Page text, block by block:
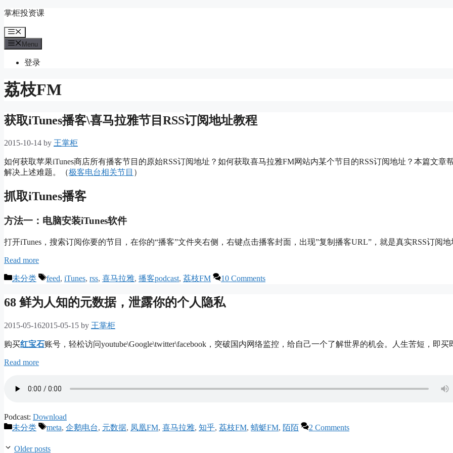
Skip
content
掌柜投资课
Menu
Menu
登录
荔枝FM
获取iTunes播客\喜马拉雅节目RSS订阅地址教程
2015-10-14 by 王掌柜
如何获取苹果iTunes商店所有播客节目的原始RSS订阅地址？如何获取喜马拉雅FM网站内某个节目的RSS订阅地址？本篇文章
解决上述难题。（极客电台相关节目 ）
抓取iTunes播客
方法一：电脑安装iTunes软件
打开iTunes，搜索订阅你要的节目，在你的“播客”文件夹右侧，右键点击播客封面，出现”复制播客URL”，就是真实RSS订阅地
Read more
Categories
未分类 Tags
feed, iTunes, rss, 喜马拉雅, 播客podcast, 荔枝FM 10 Comments
68 鲜为人知的元数据，泄露你的个人隐私
2015-05-162015-05-15 by 王掌柜
购买红宝石账号，轻松访问youtube\Google\twitter\facebook，突破国内网络监控，给自己一个了解世界的机会。人生苦短，即买
Read more
Podcast: Download
Categories
未分类 Tags
meta, 企鹅电台, 元数据, 凤凰FM, 喜马拉雅, 知乎, 荔枝FM, 蜻蜓FM, 陌陌 2 Comments
Older posts